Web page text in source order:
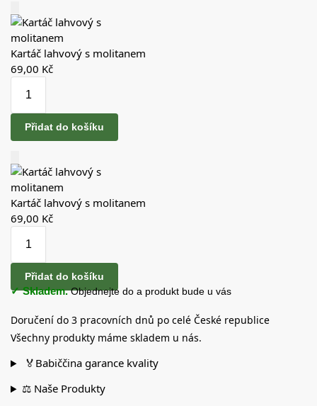
Kartáč lahvový s molitanem
69,00 Kč
Přidat do košíku
Kartáč lahvový s molitanem
69,00 Kč
Přidat do košíku
✓ Skladem. Objednejte do a produkt bude u vás
Doručení do 3 pracovních dnů po celé České republice
Všechny produkty máme skladem u nás.
🏅Babiččina garance kvality
⚖️ Naše Produkty